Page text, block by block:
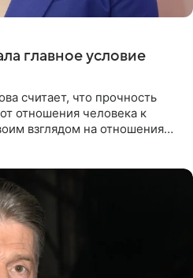
главное условие
считает, что прочность
отношения человека к
взглядом на отношения